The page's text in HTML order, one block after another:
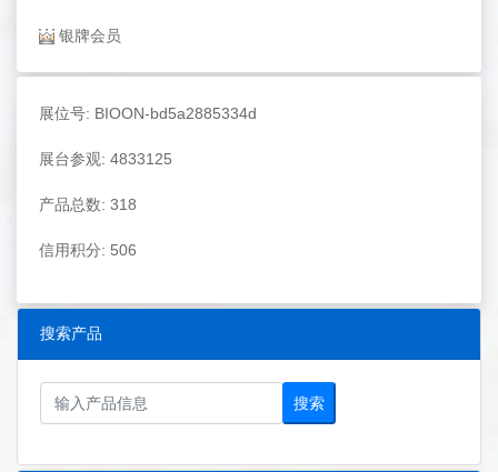
银牌会员
展位号: BIOON-bd5a2885334d
展台参观: 4833125
产品总数: 318
信用积分: 506
搜索产品
搜索